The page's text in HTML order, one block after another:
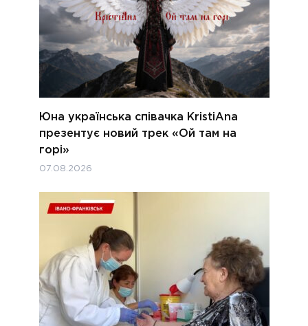
Юна українська співачка KristiAna
презентує новий трек «Ой там на
горі»
07.08.2026